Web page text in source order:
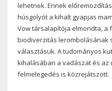
lehetnek. Ennek
húsgolyót a kihalt gyapjas
Vow társalapítója elmondta, a
biodiverzitás lerombolásának
választásuk. A tudományos
kihalásában a vadászat és az
felmelegedés is közrejátszott.